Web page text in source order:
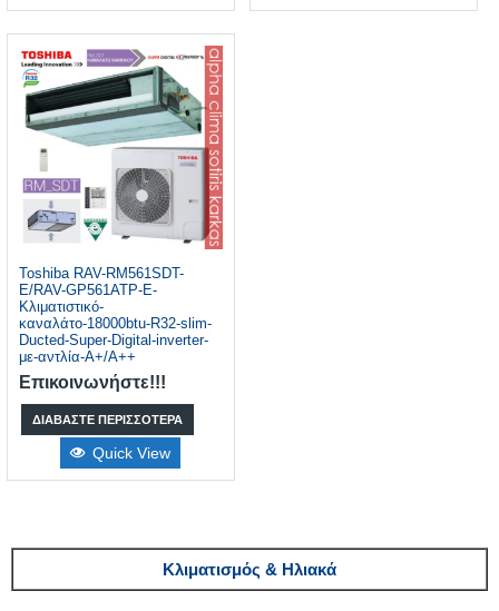
Toshiba RAV-RM561SDT-
E/RAV-GP561ATP-E-
Κλιματιστικό-
καναλάτο-18000btu-R32-slim-
Ducted-Super-Digital-inverter-
με-αντλία-A+/A++
Επικοινωνήστε!!!
ΔΙΑΒΆΣΤΕ ΠΕΡΙΣΣΌΤΕΡΑ
Quick View
Κλιματισμός & Ηλιακά